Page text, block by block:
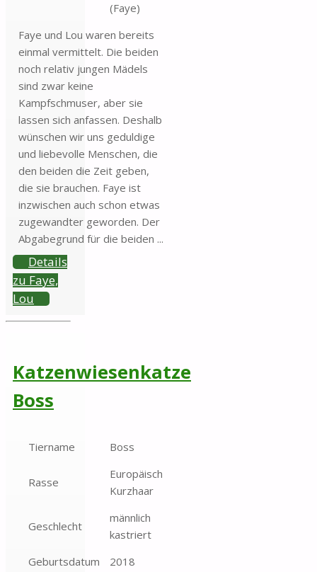
(Faye)
Faye und Lou waren bereits
einmal vermittelt. Die beiden
noch relativ jungen Mädels
sind zwar keine
Kampfschmuser, aber sie
lassen sich anfassen. Deshalb
wünschen wir uns geduldige
und liebevolle Menschen, die
den beiden die Zeit geben,
die sie brauchen. Faye ist
inzwischen auch schon etwas
zugewandter geworden. Der
Abgabegrund für die beiden ...
Details
zu Faye,
Lou
Katzenwiesenkatze
Boss
Tiername Boss
Rasse
Europäisch
Kurzhaar
Geschlecht
männlich
kastriert
Geburtsdatum
2018